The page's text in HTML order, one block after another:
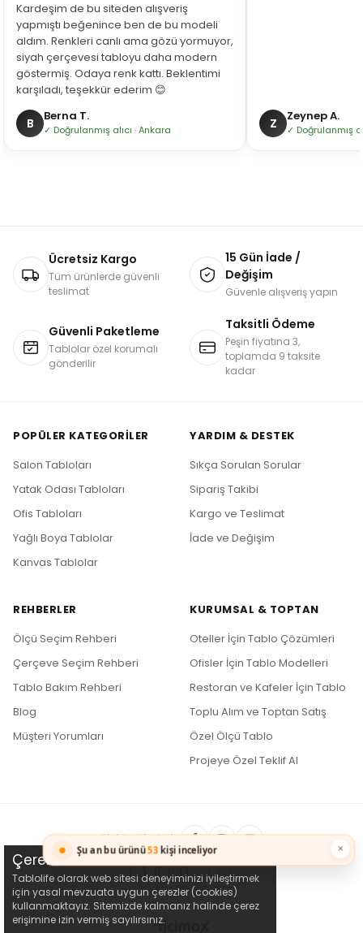
Kardeşim de bu siteden alışveriş
yapmıştı beğenince ben de bu modeli
aldım. Renkleri canlı ama gözü yormuyor,
siyah çerçevesi tabloyu daha modern
göstermiş. Odaya renk kattı. Beklentimi
karşıladı, teşekkür ederim 😊
B Berna T.
✓ Doğrulanmış alıcı · Ankara Z Zeynep A.
✓ Doğrulanmış
Ücretsiz Kargo
Tüm ürünlerde güvenli
teslimat
15 Gün İade /
Değişim
Güvenle alışveriş yapın
Güvenli Paketleme
Tablolar özel korumalı
gönderilir
Taksitli Ödeme
Peşin fiyatına 3,
toplamda 9 taksite
kadar
POPÜLER KATEGORILER
Salon Tabloları
Yatak Odası Tabloları
Ofis Tabloları
Yağlı Boya Tablolar
Kanvas Tablolar
YARDIM & DESTEK
Sıkça Sorulan Sorular
Sipariş Takibi
Kargo ve Teslimat
İade ve Değişim
REHBERLER
Ölçü Seçim Rehberi
Çerçeve Seçim Rehberi
Tablo Bakım Rehberi
Blog
Müşteri Yorumları
KURUMSAL & TOPTAN
Oteller İçin Tablo Çözümleri
Ofisler İçin Tablo Modelleri
Restoran ve Kafeler İçin Tablo
Toplu Alım ve Toptan Satış
Özel Ölçü Tablo
Projeye Özel Teklif Al
Bizi Takip Edin
Çerez Kullanımı
Tablolife olarak web sitesi deneyiminizi iyileştirmek
için yasal mevzuata uygun çerezler (cookies)
kullanmaktayız. Sitemizde kalmanız halinde çerez
erişimine izin vermiş sayılırsınız.
×
Şu an bu ürünü53 kişi inceliyor